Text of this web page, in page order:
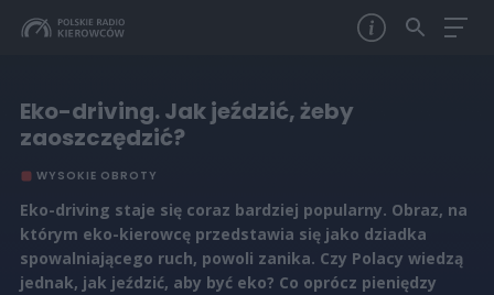
Eko-driving. Jak jeździć, żeby
zaoszczędzić?
WYSOKIE OBROTY
Eko-driving staje się coraz bardziej popularny. Obraz, na
którym eko-kierowcę przedstawia się jako dziadka
spowalniającego ruch, powoli zanika. Czy Polacy wiedzą
jednak, jak jeździć, aby być eko? Co oprócz pieniędzy